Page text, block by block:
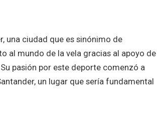
una ciudad que es sinónimo de
al mundo de la vela gracias al apoyo de
pasión por este deporte comenzó a
un lugar que sería fundamental